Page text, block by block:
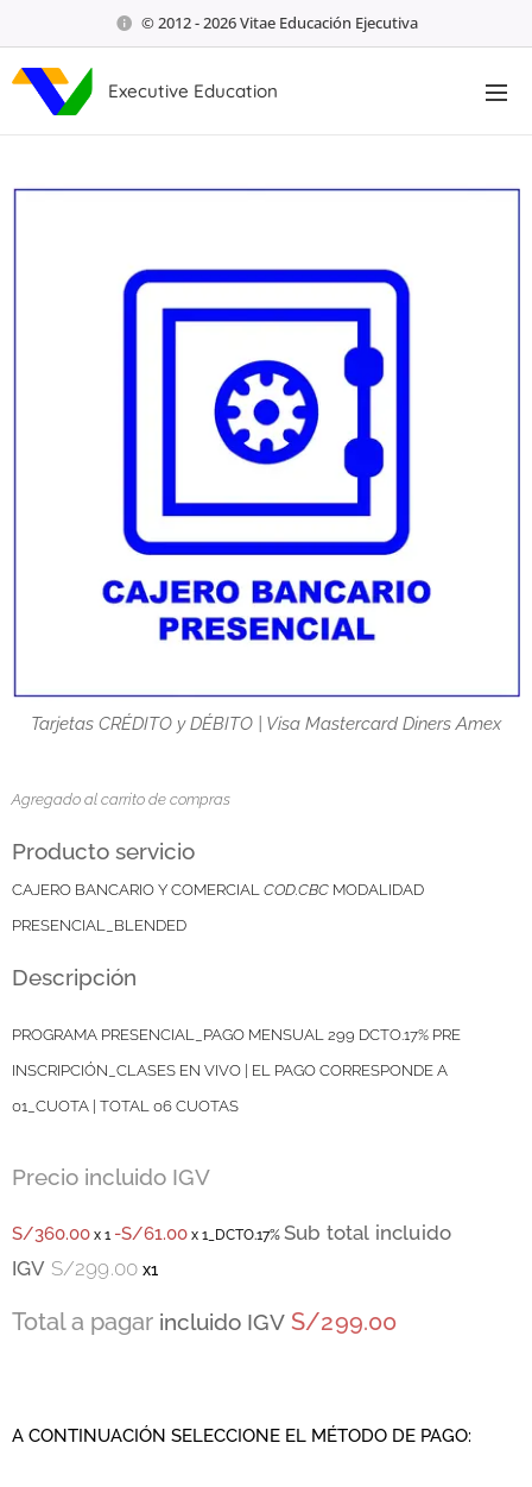
© 2012 - 2026 Vitae Educación Ejecutiva
Executive Education
Tarjetas CRÉDITO y DÉBITO | Visa Mastercard Diners Amex
Agregado al carrito de compras
Producto servicio
CAJERO BANCARIO Y COMERCIAL COD.CBC MODALIDAD
PRESENCIAL_BLENDED
Descripción
PROGRAMA PRESENCIAL_PAGO MENSUAL 299 DCTO.17% PRE
INSCRIPCIÓN_CLASES EN VIVO | EL PAGO CORRESPONDE A
01_CUOTA | TOTAL 06 CUOTAS
Precio incluido IGV
S/360.00 x 1 -S/61.00 x 1_DCTO.17% Sub total incluido
IGV S/299.00x1
Total a pagar incluido IGV S/299.00
A CONTINUACIÓN SELECCIONE EL MÉTODO DE PAGO: